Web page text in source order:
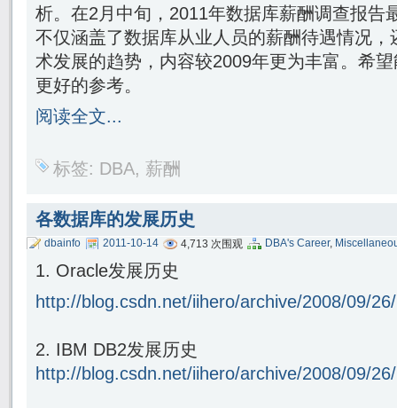
析。在2月中旬，2011年数据库薪酬调查报告
不仅涵盖了数据库从业人员的薪酬待遇情况
术发展的趋势，内容较2009年更为丰富。希
更好的参考。
阅读全文...
标签: DBA, 薪酬
各数据库的发展历史
dbainfo 2011-10-14 4,713 次围观 DBA's Career,
1. Oracle发展历史
http://blog.csdn.net/iihero/archive/2008/09/
2. IBM DB2发展历史
http://blog.csdn.net/iihero/archive/2008/09/